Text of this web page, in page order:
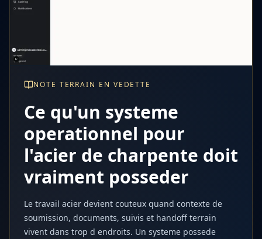
NOTE TERRAIN EN VEDETTE
Ce qu'un systeme
operationnel pour
l'acier de charpente doit
vraiment posseder
Le travail acier devient couteux quand contexte de
soumission, documents, suivis et handoff terrain
vivent dans trop d endroits. Un systeme possede